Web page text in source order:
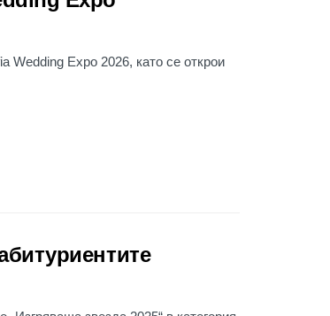
Wedding Expo 2026, като се открои